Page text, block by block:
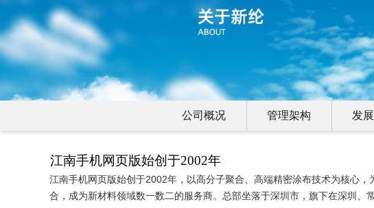
公司概况 管理架构 发
江南手机网页版始创于2002年
江南手机网页版始创于2002年，以高分子聚合、高端精密涂布技术为核心
合，成为新材料领域数一数二的服务商。总部坐落于深圳市，旗下在深圳、